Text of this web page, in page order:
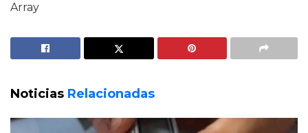
Array
Noticias Relacionadas